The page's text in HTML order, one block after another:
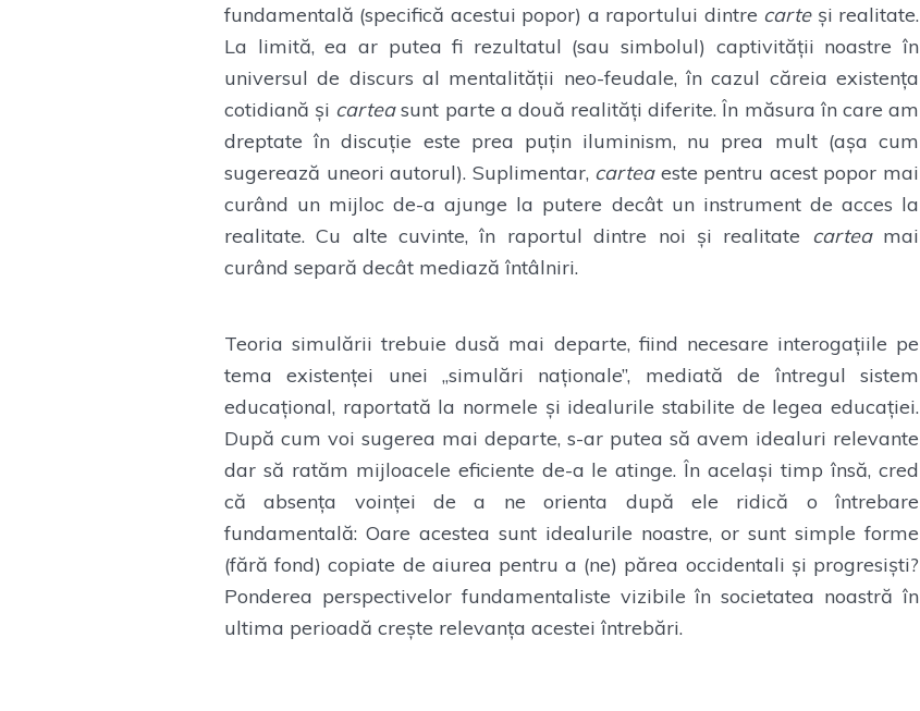
fundamentală (specifică acestui popor) a raportului dintre carteși realitate.
La limită, ea ar putea fi rezultatul (sau simbolul) captivității noastre în
universul de discurs al mentalității neo-feudale, în cazul căreia existența
cotidiană și carteasunt parte a două realități diferite. În măsura în care am
dreptate în discuție este prea puțin iluminism, nu prea mult (așa cum
sugerează uneori autorul). Suplimentar, carteaeste pentru acest popor mai
curând un mijloc de-a ajunge la putere decât un instrument de acces la
realitate. Cu alte cuvinte, în raportul dintre noi și realitate carteamai
curând separă decât mediază întâlniri.
Teoria simulării trebuie dusă mai departe, fiind necesare interogațiile pe
tema existenței unei „simulări naționale”, mediată de întregul sistem
educațional, raportată la normele și idealurile stabilite de legea educației.
După cum voi sugerea mai departe, s-ar putea să avem idealuri relevante
dar să ratăm mijloacele eficiente de-a le atinge. În același timp însă, cred
că absența voinței de a ne orienta după ele ridică o întrebare
fundamentală: Oare acestea sunt idealurile noastre, or sunt simple forme
(fără fond) copiate de aiurea pentru a (ne) părea occidentali și progresiști?
Ponderea perspectivelor fundamentaliste vizibile în societatea noastră în
ultima perioadă crește relevanța acestei întrebări.